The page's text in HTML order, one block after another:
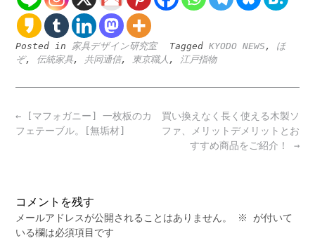
Posted in 家具デザイン研究室 Tagged KYODO NEWS , ほ
ぞ, 伝統家具, 共同通信, 東京職人 , 江戸指物
Post
navigation
買い換えなく長く使える木製ソ
ファ、メリットデメリットとお
すすめ商品をご紹介！ →
← [マフォガニー] 一枚板のカ
フェテーブル。[無垢材]
コメントを残す
メールアドレスが公開されることはありません。 ※
が付いて
いる欄は必須項目です